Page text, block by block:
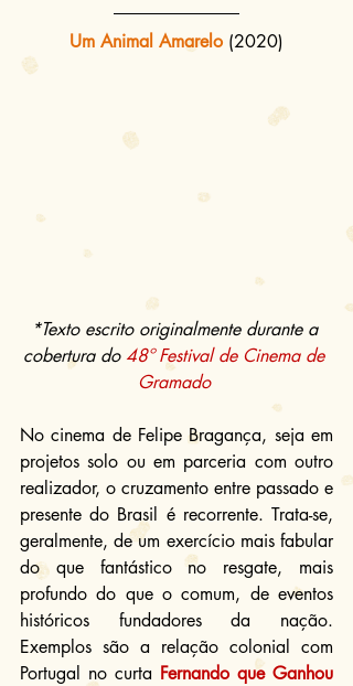
Um Animal Amarelo (2020)
*Texto escrito originalmente durante a
cobertura do 48º Festival de Cinema de
Gramado
No cinema de Felipe Bragança, seja em
projetos solo ou em parceria com outro
realizador, o cruzamento entre passado e
presente do Brasil é recorrente. Trata-se,
geralmente, de um exercício mais fabular
do que fantástico no resgate, mais
profundo do que o comum, de eventos
históricos fundadores da nação.
Exemplos são a relação colonial com
Portugal no curta Fernando que Ganhou